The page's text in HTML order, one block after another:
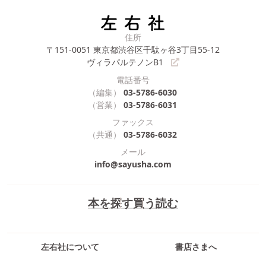
本を探す買う読む
左右社について 書店さまへ
住所
〒151-0051 東京都渋谷区千駄ヶ谷3丁目55-12
ヴィラパルテノンB1
電話番号
（編集）
03-5786-6030
（営業）
03-5786-6031
ファックス
（共通）
03-5786-6032
メール
info@sayusha.com